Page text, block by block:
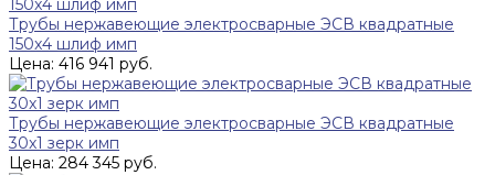
Трубы нержавеющие электросварные ЭСВ квадратные
150x4 шлиф имп
Цена: 416 941 руб.
Трубы нержавеющие электросварные ЭСВ квадратные
30x1 зерк имп
Цена: 284 345 руб.